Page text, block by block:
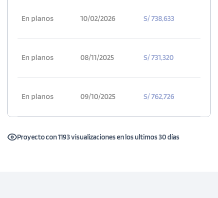
1 unidad disponible
En planos 10/02/2026 S/ 738,633
En planos 08/11/2025 S/ 731,320
En planos 09/10/2025 S/ 762,726
Proyecto con 1193 visualizaciones en los ultimos 30 días